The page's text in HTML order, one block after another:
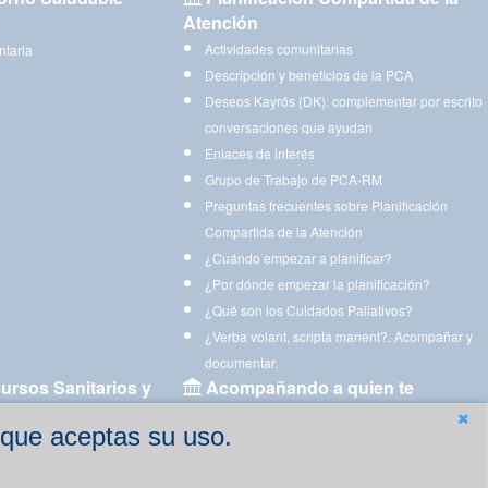
aceptas su uso.
Atención
Actividades comunitarias
Descripción y beneficios de la PCA
Deseos Kayrós (DK): complementar por escrito
conversaciones que ayudan
Enlaces de interés
Grupo de Trabajo de PCA-RM
Preguntas frecuentes sobre Planificación
Compartida de la Atención
¿Cuándo empezar a planificar?
¿Por dónde empezar la planificación?
¿Qué son los Cuidados Paliativos?
¿Verba volant, scripta manent?. Acompañar y
documentar.
Sanitarios y
Acompañando a quien te
Aplicaciones para descargar